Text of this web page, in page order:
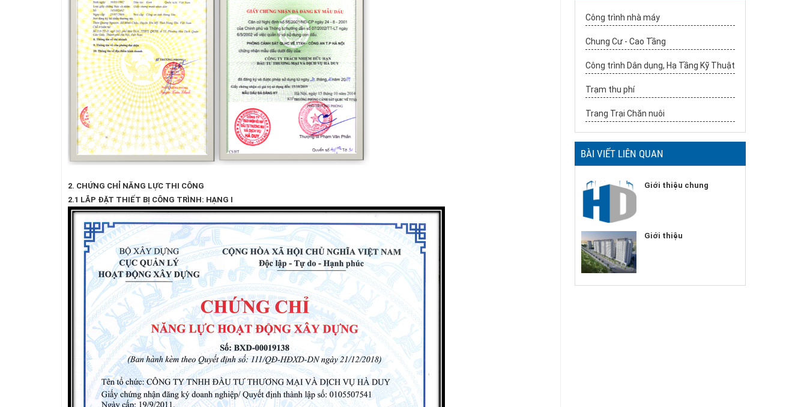
2. CHỨNG CHỈ NĂNG LỰC THI CÔNG
2.1 LẮP ĐẶT THIẾT BỊ CÔNG TRÌNH: HẠNG I
Công trình nhà máy
Chung Cư - Cao Tầng
Công trình Dân dụng, Hạ Tầng Kỹ Thuật
Trạm thu phí
Trang Trại Chăn nuôi
BÀI VIẾT LIÊN QUAN
Giới thiệu chung
Giới thiệu